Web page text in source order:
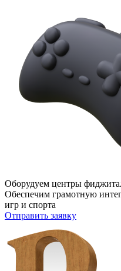
Оборудуем центры
Обеспечим грамотную
игр и спорта
Отправить заявку